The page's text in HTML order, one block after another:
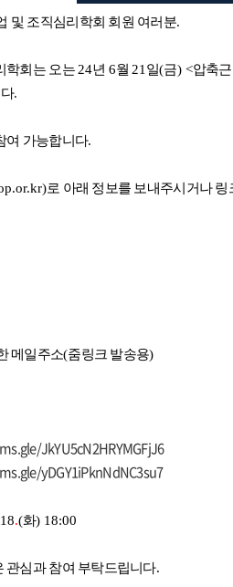
및 조직심리학회 회원 여러분.
학회는 오는 24년 6월 21 일(금) <압축
.
여 가능합니다.
로 아래 정보를 보내주시거나
메일주소(줌링크 발송용)
JkYU5cN2HRYMGFjJ6
yDGY1iPknNdNC3su7
.(화) 18:00
관심과 참여 부탁드립니다.